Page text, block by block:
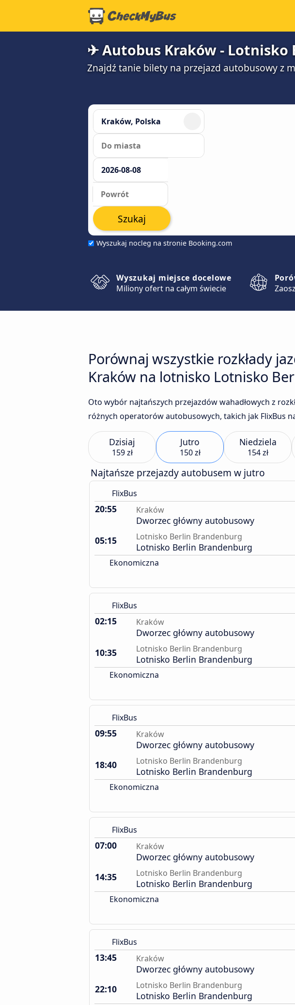
✈ Autobus Kraków - Lotnisko
Znajdź tanie bilety na przejazd autobusowy z
Wyszukaj nocleg na stronie Booking.com
Szukaj
Wyszukaj miejsce docelowe
Miliony ofert na całym świecie
Porównaj wszystkie rozkłady
Kraków na lotnisko Lotnisko
Oto wybór najtańszych przejazdów wahadłowych z
różnych operatorów autobusowych, takich jak FlixBus
Dzisiaj
159 zł
Jutro
150 zł
Niedziela
154 zł
Najtańsze przejazdy autobusem w jutro
FlixBus
20:55 Kraków
Dworzec główny autobusowy
05:15
Lotnisko Berlin Brandenburg
Lotnisko Berlin Brandenburg
Ekonomiczna
FlixBus
02:15 Kraków
Dworzec główny autobusowy
10:35
Lotnisko Berlin Brandenburg
Lotnisko Berlin Brandenburg
Ekonomiczna
FlixBus
09:55 Kraków
Dworzec główny autobusowy
18:40
Lotnisko Berlin Brandenburg
Lotnisko Berlin Brandenburg
Ekonomiczna
FlixBus
07:00 Kraków
Dworzec główny autobusowy
14:35
Lotnisko Berlin Brandenburg
Lotnisko Berlin Brandenburg
Ekonomiczna
FlixBus
13:45 Kraków
Dworzec główny autobusowy
22:10
Lotnisko Berlin Brandenburg
Lotnisko Berlin Brandenburg